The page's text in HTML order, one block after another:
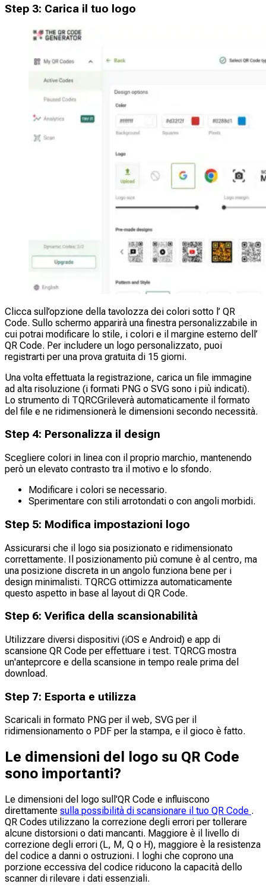
Step 3: Carica il tuo logo
Clicca sull’opzione della tavolozza dei colori sotto l’ QR
Code. Sullo schermo apparirà una finestra personalizzabile in
cui potrai modificare lo stile, i colori e il margine esterno dell’
QR Code. Per includere un logo personalizzato, puoi
registrarti per una prova gratuita di 15 giorni.
Una volta effettuata la registrazione, carica un file immagine
ad alta risoluzione (i formati PNG o SVG sono i più indicati).
Lo strumento di TQRCGrileverà automaticamente il formato
del file e ne ridimensionerà le dimensioni secondo necessità.
Step 4: Personalizza il design
Scegliere colori in linea con il proprio marchio, mantenendo
però un elevato contrasto tra il motivo e lo sfondo.
Modificare i colori se necessario.
Sperimentare con stili arrotondati o con angoli morbidi.
Step 5: Modifica impostazioni logo
Assicurarsi che il logo sia posizionato e ridimensionato
correttamente. Il posizionamento più comune è al centro, ma
una posizione discreta in un angolo funziona bene per i
design minimalisti. TQRCG ottimizza automaticamente
questo aspetto in base al layout di QR Code.
Step 6: Verifica della scansionabilità
Utilizzare diversi dispositivi (iOS e Android) e app di
scansione QR Code per effettuare i test. TQRCG mostra
un'anteprcore e della scansione in tempo reale prima del
download.
Step 7: Esporta e utilizza
Scaricali in formato PNG per il web, SVG per il
ridimensionamento o PDF per la stampa, e il gioco è fatto.
Le dimensioni del logo su QR Code
sono importanti?
Le dimensioni del logo sull'QR Code e influiscono
direttamente sulla possibilità di scansionare il tuo QR Code .
QR Codes utilizzano la correzione degli errori per tollerare
alcune distorsioni o dati mancanti. Maggiore è il livello di
correzione degli errori (L, M, Q o H), maggiore è la resistenza
del codice a danni o ostruzioni. I loghi che coprono una
porzione eccessiva del codice riducono la capacità dello
scanner di rilevare i dati essenziali.